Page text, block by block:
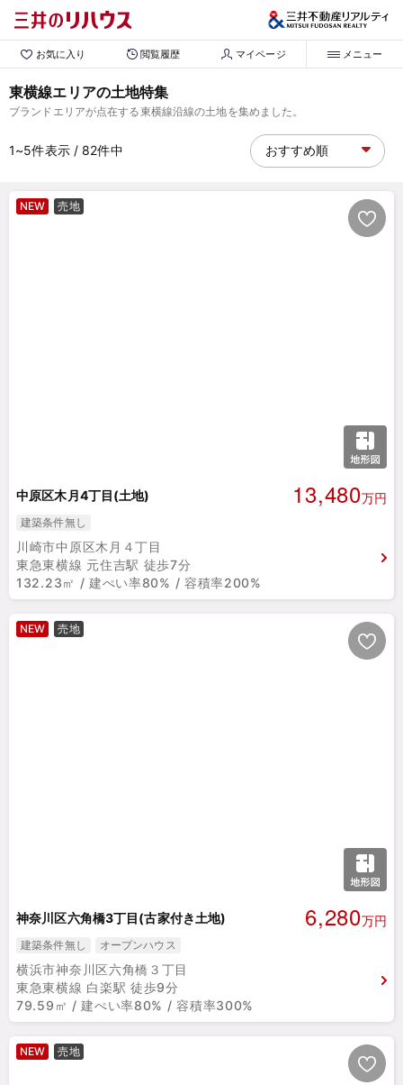
お気に入り 閲覧履歴 マイページ メニュー
東横線エリアの土地特集
ブランドエリアが点在する東横線沿線の土地を集めました。
1~5件表示/ 82件中
NEW 売地
中原区木月4丁目(土地) 13,480万円
建築条件無し
川崎市中原区木月４丁目
東急東横線 元住吉駅 徒歩7分
132.23㎡ / 建ぺい率80% / 容積率200%
NEW 売地
神奈川区六角橋3丁目(古家付き土地) 6,280万円
建築条件無し オープンハウス
横浜市神奈川区六角橋３丁目
東急東横線 白楽駅 徒歩9分
79.59㎡ / 建ぺい率80% / 容積率300%
NEW 売地